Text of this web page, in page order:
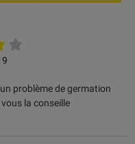
problème de germation
la conseille